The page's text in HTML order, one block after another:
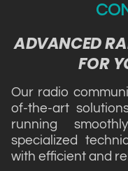
ADVANCED
FOR
Our radio
of-the-art
running
specialized
with efficient and